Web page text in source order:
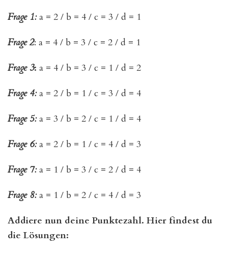
Frage 1:a = 2 / b = 4 / c = 3 / d = 1
Frage 2: a = 4 / b = 3 / c = 2 / d = 1
Frage 3: a = 4 / b = 3 / c = 1 / d = 2
Frage 4:a = 2 / b = 1 / c = 3 / d = 4
Frage 5:a = 3 / b = 2 / c = 1 / d = 4
Frage 6:a = 2 / b = 1 / c = 4 / d = 3
Frage 7:a = 1 / b = 3 / c = 2 / d = 4
Frage 8:a = 1 / b = 2 / c = 4 / d = 3
Addiere nun deine Punktezahl. Hier findest du
die Lösungen: